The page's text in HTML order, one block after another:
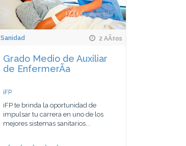
Sanidad 2 AÃ±os
Grado Medio de Auxiliar
de EnfermerÃ­a
iFP
iFP te brinda la oportunidad de
impulsar tu carrera en uno de los
mejores sistemas sanitarios...